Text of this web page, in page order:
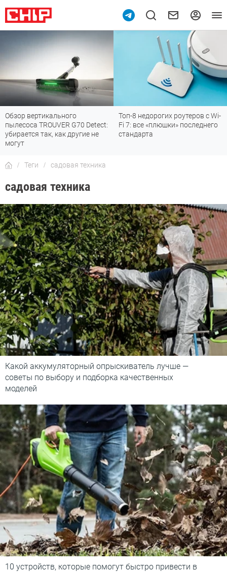
Обзор вертикального
пылесоса TROUVER G70 Detect:
убирается так, как другие не
могут
Топ-8 недорогих роутеров с Wi-
Fi 7: все «плюшки» последнего
стандарта
Теги садовая техника
садовая техника
Какой аккумуляторный опрыскиватель лучше —
советы по выбору и подборка качественных
моделей
10 устройств, которые помогут быстро привести в